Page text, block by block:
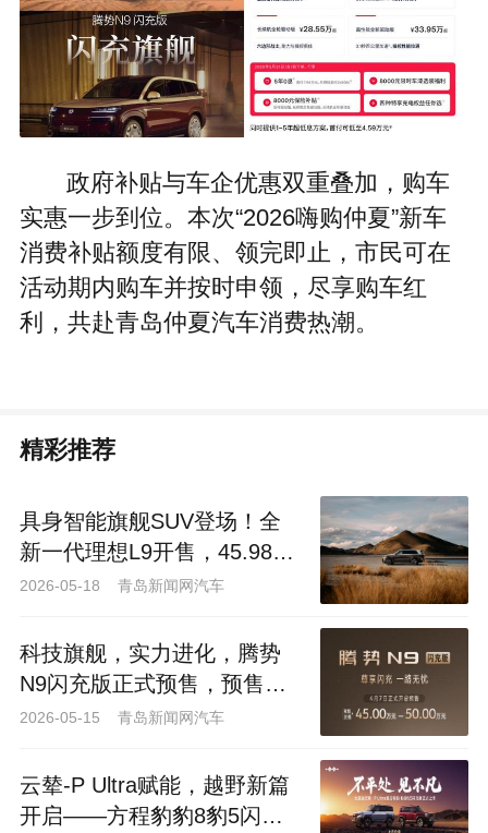
政府补贴与车企优惠双重叠加，购车
实惠一步到位。本次“2026嗨购仲夏”新车
消费补贴额度有限、领完即止，市民可在
活动期内购车并按时申领，尽享购车红
利，共赴青岛仲夏汽车消费热潮。
精彩推荐
具身智能旗舰SUV登场！全
新一代理想L9开售，45.98万
元起解锁出行新体验
2026-05-18 青岛新闻网汽车
科技旗舰，实力进化，腾势
N9闪充版正式预售，预售价
45万-50万元
2026-05-15 青岛新闻网汽车
云辇-P Ultra赋能，越野新篇
开启——方程豹豹8豹5闪充